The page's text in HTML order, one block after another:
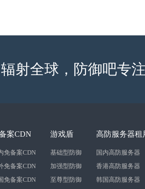
射全球，防御吧专
案CDN
免备案CDN
免备案CDN
免备案CDN
游戏盾
基础型防御
加强型防御
至尊型防御
高防服务器租
国内高防服务器
香港高防服务器
韩国高防服务器